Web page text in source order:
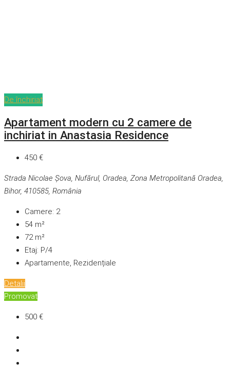
De închiriat
Apartament modern cu 2 camere de
inchiriat in Anastasia Residence
450 €
Strada Nicolae Șova, Nufărul, Oradea, Zona Metropolitană Oradea,
Bihor, 410585, România
Camere: 2
54 m²
72m²
Etaj: P/4
Apartamente, Rezidențiale
Detalii
Promovat
500 €